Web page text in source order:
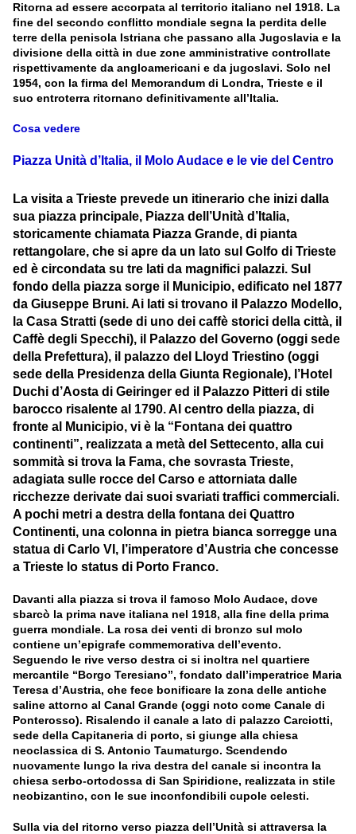
Ritorna ad essere accorpata al territorio italiano nel 1918. La
fine del secondo conflitto mondiale segna la perdita delle
terre della penisola Istriana che passano alla Jugoslavia e la
divisione della città in due zone amministrative controllate
rispettivamente da angloamericani e da jugoslavi. Solo nel
1954, con la firma del Memorandum di Londra, Trieste e il
suo entroterra ritornano definitivamente all’Italia.
Cosa vedere
Piazza Unità d’Italia, il Molo Audace e le vie del Centro
La visita a Trieste prevede un itinerario che inizi dalla
sua piazza principale, Piazza dell’Unità d’Italia,
storicamente chiamata Piazza Grande, di pianta
rettangolare, che si apre da un lato sul Golfo di Trieste
ed è circondata su tre lati da magnifici palazzi. Sul
fondo della piazza sorge il Municipio, edificato nel 1877
da Giuseppe Bruni. Ai lati si trovano il Palazzo Modello,
la Casa Stratti (sede di uno dei caffè storici della città, il
Caffè degli Specchi), il Palazzo del Governo (oggi sede
della Prefettura), il palazzo del Lloyd Triestino (oggi
sede della Presidenza della Giunta Regionale), l’Hotel
Duchi d’Aosta di Geiringer ed il Palazzo Pitteri di stile
barocco risalente al 1790. Al centro della piazza, di
fronte al Municipio, vi è la “Fontana dei quattro
continenti”, realizzata a metà del Settecento, alla cui
sommità si trova la Fama, che sovrasta Trieste,
adagiata sulle rocce del Carso e attorniata dalle
ricchezze derivate dai suoi svariati traffici commerciali.
A pochi metri a destra della fontana dei Quattro
Continenti, una colonna in pietra bianca sorregge una
statua di Carlo VI, l’imperatore d’Austria che concesse
a Trieste lo status di Porto Franco.
Davanti alla piazza si trova il famoso Molo Audace, dove
sbarcò la prima nave italiana nel 1918, alla fine della prima
guerra mondiale. La rosa dei venti di bronzo sul molo
contiene un’epigrafe commemorativa dell’evento.
Seguendo le rive verso destra ci si inoltra nel quartiere
mercantile “Borgo Teresiano”, fondato dall’imperatrice Maria
Teresa d’Austria, che fece bonificare la zona delle antiche
saline attorno al Canal Grande (oggi noto come Canale di
Ponterosso). Risalendo il canale a lato di palazzo Carciotti,
sede della Capitaneria di porto, si giunge alla chiesa
neoclassica di S. Antonio Taumaturgo. Scendendo
nuovamente lungo la riva destra del canale si incontra la
chiesa serbo-ortodossa di San Spiridione, realizzata in stile
neobizantino, con le sue inconfondibili cupole celesti.
Sulla via del ritorno verso piazza dell’Unità si attraversa la